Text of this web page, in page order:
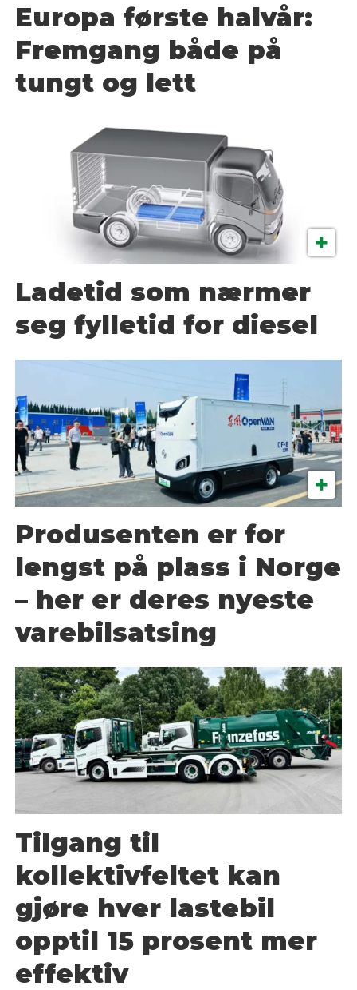
Europa første halvår:
Fremgang både på
tungt og lett
Ladetid som nærmer
seg fylletid for diesel
Produsenten er for
lengst på plass i Norge
– her er deres nyeste
varebilsatsing
Tilgang til
kollektivfeltet kan
gjøre hver lastebil
opptil 15 prosent mer
effektiv